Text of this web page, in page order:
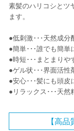
素髪のハリコシとツ
ます。
●低刺激･･･天然成
●簡単･･･誰でも簡単
●時短･･･まとまりや
●ゲル状･･･界⾯活
●安⼼･･･髪にも頭
●リラックス･･･天然
【⾼